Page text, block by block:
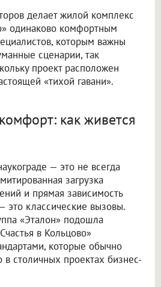
делает жилой комплекс
одинаково комфортным
которым важны
сценарии, так
проект расположен
«тихой гавани».
как живется
— это не всегда
загрузка
и прямая зависимость
это классические вызовы.
«Эталон» подошла
в Кольцово»
которые обычно
в столичных проектах бизнес-